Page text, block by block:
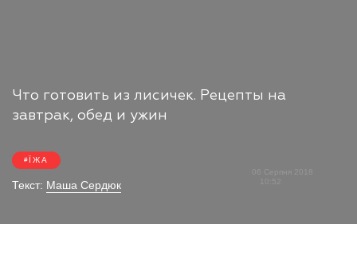
Что готовить из лисичек. Рецепты на
завтрак, обед и ужин
ЇЖА
Текст: Маша Сердюк